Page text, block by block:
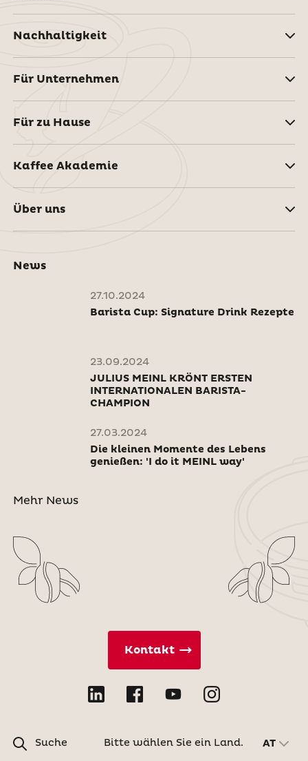
Nachhaltigkeit
Für Unternehmen
Für zu Hause
Kaffee Akademie
Über uns
News
27.10.2024
Barista Cup: Signature Drink Rezepte
23.09.2024
JULIUS MEINL KRÖNT ERSTEN
INTERNATIONALEN BARISTA-
CHAMPION
27.03.2024
Die kleinen Momente des Lebens
genießen: 'I do it MEINL way'
Mehr News
Suche
Kontakt
Bitte wählen Sie ein Land. AT